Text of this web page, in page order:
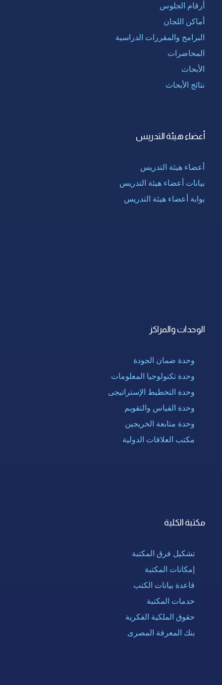
أرقام الجلوس
أماكن اللجان
البرامج والمقررات الدراسية
المحاضرات
الأبحاث
نتائج الأبحاث
أعضاء هيئة التدريس
أعضاء هيئة التدريس
بيانات أعضاء هيئة التدريس
بوابة أعضاء هيئة التدريس
الوحدات والمراكز
وحدة ضمان الجودة
وحدة تكنولوجيا المعلومات
وحدة التخطيط الإستراتيجى
وحدة القياس والتقويم
وحدة متابعة الخريجين
مكتب العلاقات الدولية
مكتبة الكلية
تشكيل فرق المكتبة
إمكانات المكتبة
قاعدة بيانات الكتب
خدمات المكتبة
حقوق الملكية الفكرية
بنك المعرفة المصرى